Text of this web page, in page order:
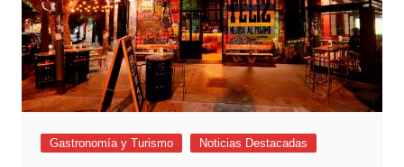
Gastronomía y Turismo Noticias Destacadas